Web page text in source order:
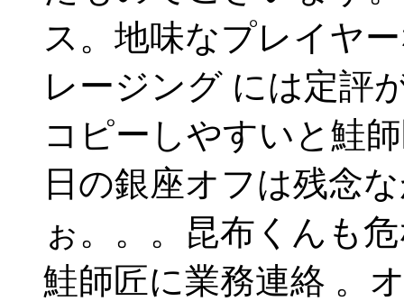
ス。地味なプレイヤ
レージング には定評
コピーしやすいと鮭
日の銀座オフは残念
ぉ。。。昆布くんも
鮭師匠に業務連絡 。